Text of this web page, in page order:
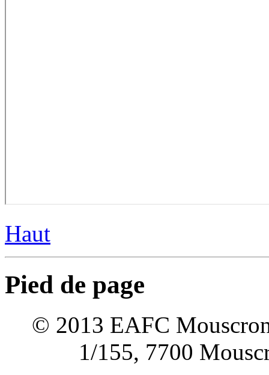
Haut
Pied de page
© 2013 EAFC
1/155, 7700